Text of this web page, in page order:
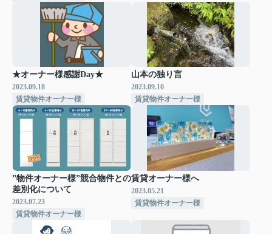
★オーナー様感謝Day★
2023.09.18
賃貸物件オーナー様
山本の独り言
2023.09.10
賃貸物件オーナー様
”物件オーナー様”競合物件との
差別化について
2023.07.23
賃貸物件オーナー様
賃貸オーナー様へ
2023.05.21
賃貸物件オーナー様